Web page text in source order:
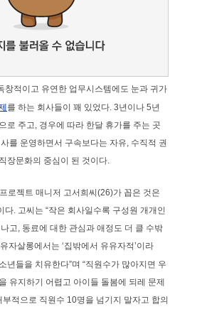
창적이고 유연한 업무시스템에도 눈과 귀가
를 하는 회사들이 꽤 있었다. 3년이나 5년
로 주고, 경우에 따라 한달 휴가를 주는 곳
를 운영하면서 구속보다는 자유, 수직적 권
장문화의 중심이 된 것이다.
로젝트 매니저 고서희씨(26)가 꼽은 것은
다. 고씨는 “작은 회사일수록 구성원 개개인
고, 동료에 대한 관심과 애정도 더 클 수밖
자살롱에서는 ‘집밖에서 유유자적’이라
년들을 치유한다”며 “직원수가 많아지면 우
유지하기 어렵고 아이들 돌봄에 되레 문제
적으로 직원수 10명을 넘기지 말자고 합의